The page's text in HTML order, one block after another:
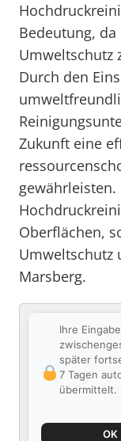
Bedeutung,
Umweltschutz
Durch den
Zukunft eine
Oberflächen,
Umweltschutz
Marsberg.
Ihre
später
7 Tagen
übermittelt.
OK